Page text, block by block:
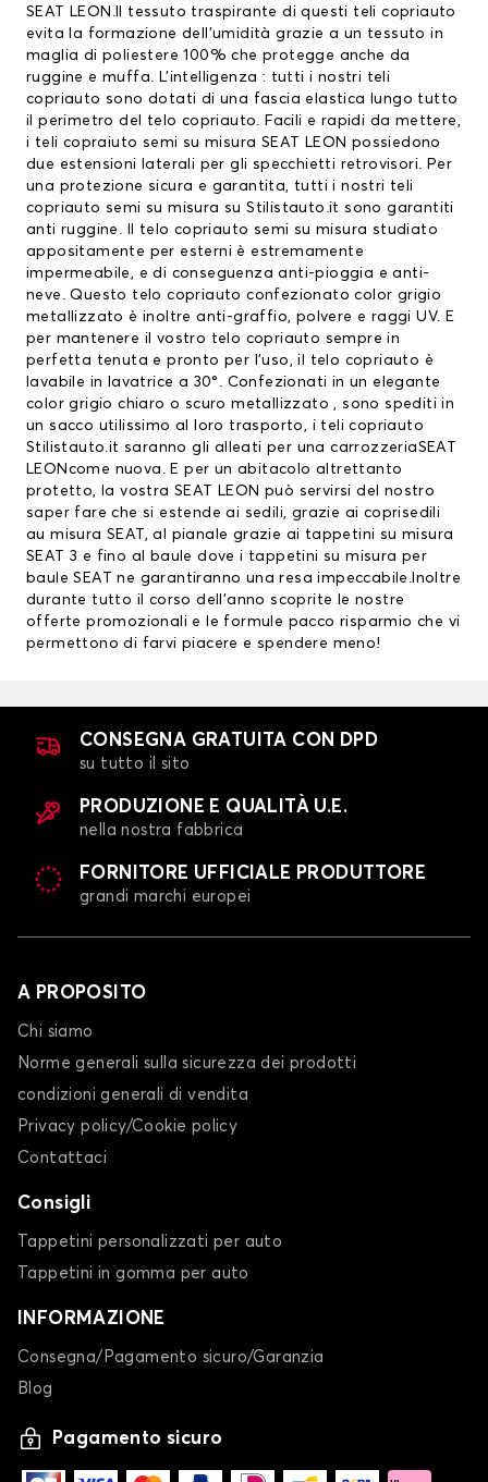
SEAT LEON.Il tessuto traspirante di questi teli copriauto
evita la formazione dell’umidità grazie a un tessuto in
maglia di poliestere 100% che protegge anche da
ruggine e muffa. L’intelligenza : tutti i nostri teli
copriauto sono dotati di una fascia elastica lungo tutto
il perimetro del telo copriauto. Facili e rapidi da mettere,
i teli copraiuto semi su misura SEAT LEON possiedono
due estensioni laterali per gli specchietti retrovisori. Per
una protezione sicura e garantita, tutti i nostri teli
copriauto semi su misura su Stilistauto.it sono garantiti
anti ruggine. Il telo copriauto semi su misura studiato
appositamente per esterni è estremamente
impermeabile, e di conseguenza anti-pioggia e anti-
neve. Questo telo copriauto confezionato color grigio
metallizzato è inoltre anti-graffio, polvere e raggi UV. E
per mantenere il vostro telo copriauto sempre in
perfetta tenuta e pronto per l’uso, il telo copriauto è
lavabile in lavatrice a 30°. Confezionati in un elegante
color grigio chiaro o scuro metallizzato , sono spediti in
un sacco utilissimo al loro trasporto, i teli copriauto
Stilistauto.it saranno gli alleati per una carrozzeriaSEAT
LEONcome nuova. E per un abitacolo altrettanto
protetto, la vostra SEAT LEON può servirsi del nostro
saper fare che si estende ai sedili, grazie ai coprisedili
au misura SEAT , al pianale grazie ai tappetini su misura
SEAT
3 e fino al baule dove i tappetini su misura per
baule SEAT ne garantiranno una resa impeccabile.Inoltre
durante tutto il corso dell’anno scoprite le nostre
offerte promozionali e le formule pacco risparmio che vi
permettono di farvi piacere e spendere meno!
CONSEGNA GRATUITA CON DPD
su tutto il sito
PRODUZIONE E QUALITÀ U.E.
nella nostra fabbrica
FORNITORE UFFICIALE PRODUTTORE
grandi marchi europei
A PROPOSITO
Chi siamo
Norme generali sulla sicurezza dei prodotti
condizioni generali di vendita
Privacy policy/Cookie policy
Contattaci
Consigli
Tappetini personalizzati per auto
Tappetini in gomma per auto
INFORMAZIONE
Consegna/Pagamento sicuro/Garanzia
Blog
Pagamento sicuro